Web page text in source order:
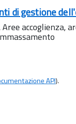
di gestione
accoglienza,
API).